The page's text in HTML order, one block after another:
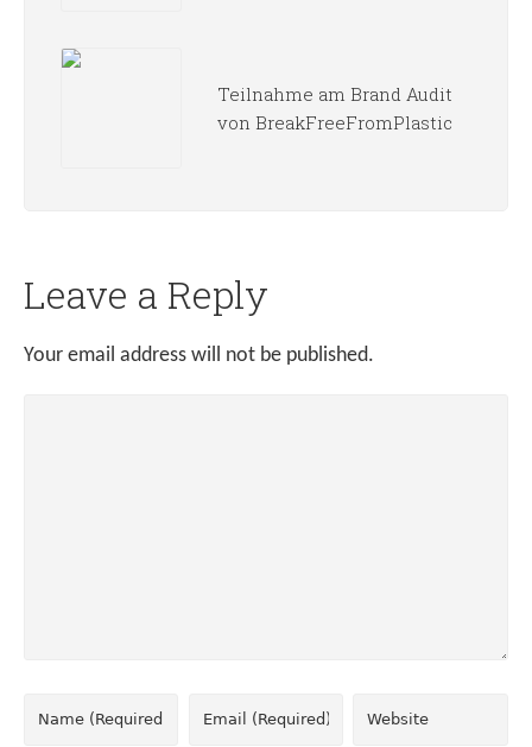
Teilnahme am Brand Audit
von BreakFreeFromPlastic
Leave a Reply
Your email address will not be published.